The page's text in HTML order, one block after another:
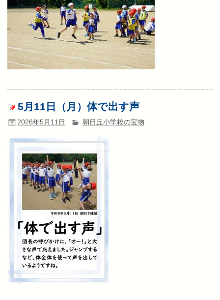
5月11日（月）体で出す声
2026年5月11日 朝日丘小学校の宝物